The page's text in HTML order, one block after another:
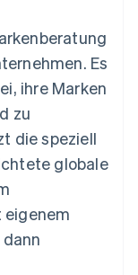
Es
ihre Marken
zu
die speziell
globale